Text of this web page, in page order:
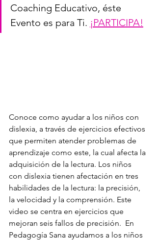
Coaching Educativo, éste
Evento es para Ti. ¡PARTICIPA!
Conoce como ayudar a los niños con
dislexia, a través de ejercicios efectivos
que permiten atender problemas de
aprendizaje como este, la cual afecta la
adquisición de la lectura. Los niños
con dislexia tienen afectación en tres
habilidades de la lectura: la precisión,
la velocidad y la comprensión. Este
video se centra en ejercicios que
mejoran seis fallos de precisión.  En
Pedagogía Sana ayudamos a los niños